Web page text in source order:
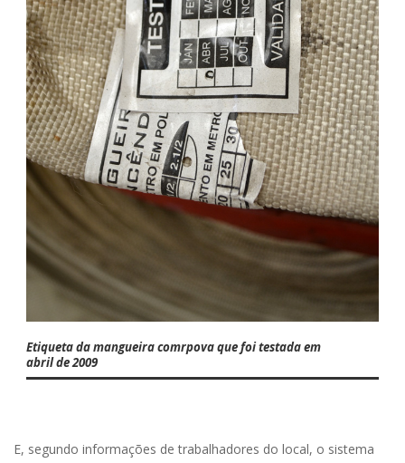
Etiqueta da mangueira comrpova que foi testada em
abril de 2009
E, segundo informações de trabalhadores do local, o sistema